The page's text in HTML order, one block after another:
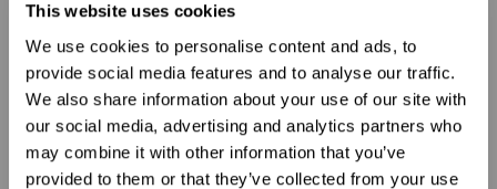
This website uses cookies
We use cookies to personalise content and ads, to
provide social media features and to analyse our traffic.
We also share information about your use of our site with
our social media, advertising and analytics partners who
may combine it with other information that you’ve
provided to them or that they’ve collected from your use
UNLOCK 10% OFF
Sign up to receive 10% off your first
order.